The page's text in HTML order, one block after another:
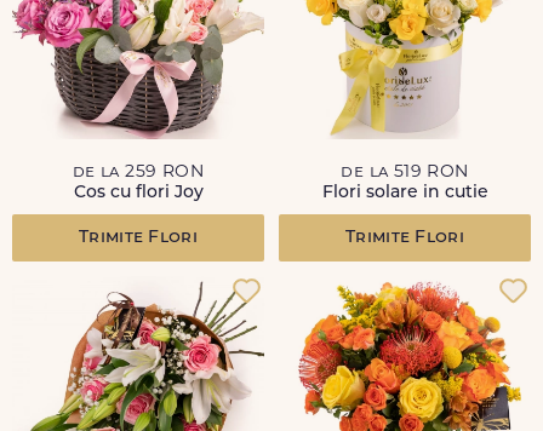
de la 259 RON
Cos cu flori Joy
Trimite Flori
de la 519 RON
Flori solare in cutie
Trimite Flori